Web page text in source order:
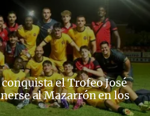
el Trofeo José
al Mazarrón en los